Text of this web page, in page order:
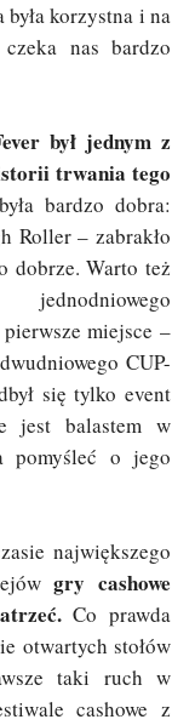
korzystna i na
nas bardzo
był jednym z
trwania tego
bardzo dobra:
Roller – zabrakło
dobrze. Warto też
miejsce –
CUP-
się tylko event
jest balastem w
pomyśleć o jego
największego
gry cashowe
Co prawda
otwartych stołów
taki ruch w
cashowe z